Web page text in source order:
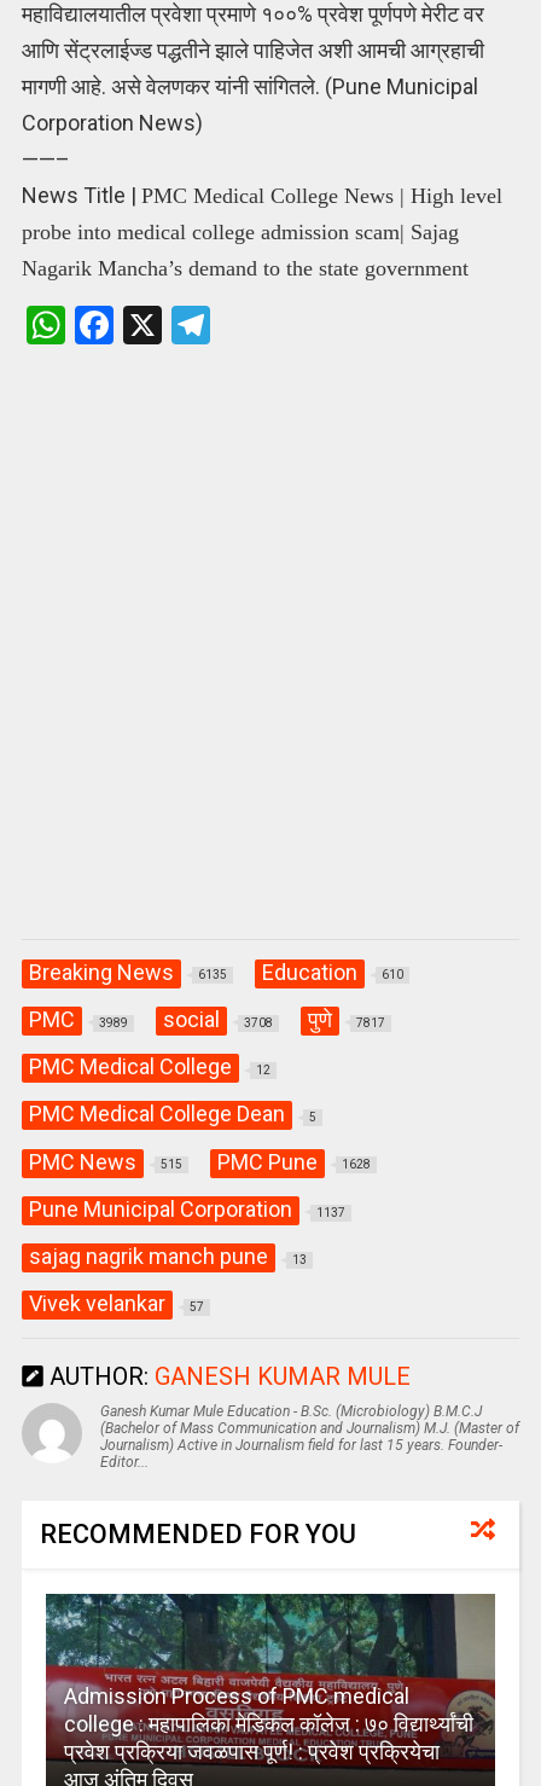
महाविद्यालयातील प्रवेशा प्रमाणे १००% प्रवेश पूर्णपणे मेरीट वर
आणि सेंट्रलाईज्ड पद्धतीने झाले पाहिजेत अशी आमची आग्रहाची
मागणी आहे. असे वेलणकर यांनी सांगितले. (Pune Municipal
Corporation News)
——–
News Title | PMC Medical College News | High level
probe into medical college admission scam| Sajag
Nagarik Mancha’s demand to the state government
W
F
X
Breaking News 6135 Education 610
PMC 3989 social 3708 पुणे 7817
PMC Medical College 12
PMC Medical College Dean 5
PMC News 515 PMC Pune 1628
Pune Municipal Corporation 1137
sajag nagrik manch pune 13
Vivek velankar 57
AUTHOR: GANESH KUMAR MULE
Ganesh Kumar Mule Education - B.Sc. (Microbiology) B.M.C.J
(Bachelor of Mass Communication and Journalism) M.J. (Master of
Journalism) Active in Journalism field for last 15 years. Founder-
Editor...
RECOMMENDED FOR YOU
Admission Process of PMC medical
college : महापालिका मेडिकल कॉलेज : ७० विद्यार्थ्यांची
प्रवेश प्रक्रिया जवळपास पूर्ण! : प्रवेश प्रक्रियेचा
आज अंतिम दिवस